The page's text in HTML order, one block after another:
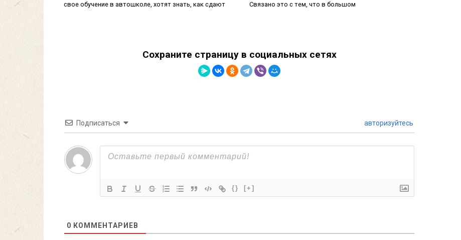
свое обучение в автошколе, хотят знать, как сдают
Связано это с тем, что в большом
Сохраните страницу в социальных сетях
Подписаться авторизуйтесь
{} [+]
0 КОММЕНТАРИЕВ